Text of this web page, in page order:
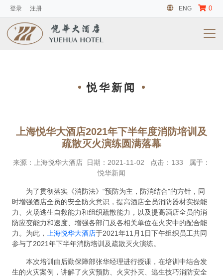
登录 注册 ENG 0
悦华新闻
上海悦华大酒店2021年下半年度消防培训及
疏散灭火演练圆满落幕
来源： 上海悦华大酒店 日期： 2021-11-02 点击： 133
属于：
悦华新闻
为了贯彻落实《消防法》“预防为主，防消结合”的方针，同
时增强酒店全员的安全防火意识，提高酒店全员消防器材实操能
力、火场逃生自救能力和组织疏散能力，以及提高酒店全员的消
防应变能力和速度、增强各部门及各相关单位在火灾中的配合能
力。为此，
上海悦华大酒店于2021年11月1日下午组织员工共同
参与了2021年下半年消防培训及疏散灭火演练。
本次培训由后勤保障部张华经理进行授课，在培训中结合发
生的火灾案例，讲解了火灾预防、火灾扑灭、逃生技巧消防安全